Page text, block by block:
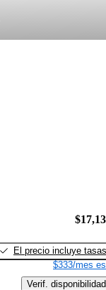
El precio incluye tasas
$333/mes
Verif. disponibilidad